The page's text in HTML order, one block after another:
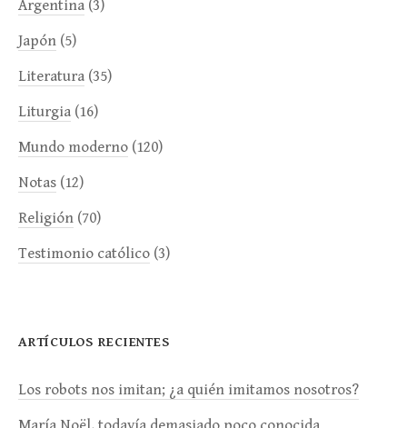
Argentina (3)
Japón (5)
Literatura (35)
Liturgia (16)
Mundo moderno (120)
Notas (12)
Religión (70)
Testimonio católico (3)
ARTÍCULOS RECIENTES
Los robots nos imitan; ¿a quién imitamos nosotros?